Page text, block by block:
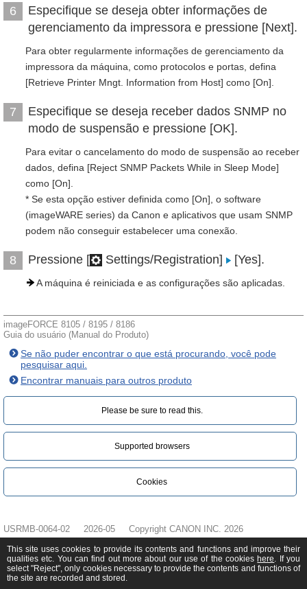
6
Especifique se deseja obter informações de
gerenciamento da impressora e pressione [Next].
Para obter regularmente informações de gerenciamento da
impressora da máquina, como protocolos e portas, defina
[Retrieve Printer Mngt. Information from Host] como [On].
7
Especifique se deseja receber dados SNMP no
modo de suspensão e pressione [OK].
Para evitar o cancelamento do modo de suspensão ao receber
dados, defina [Reject SNMP Packets While in Sleep Mode]
como [On].
* Se esta opção estiver definida como [On], o software
(imageWARE series) da Canon e aplicativos que usam SNMP
podem não conseguir estabelecer uma conexão.
8 Pressione [ Settings/Registration] [Yes].
A máquina é reiniciada e as configurações são aplicadas.
imageFORCE 8105 / 8195 / 8186
Guia do usuário (Manual do Produto)
Se não puder encontrar o que está procurando, você pode
pesquisar aqui.
Encontrar manuais para outros produto
Please be sure to read this.‎
Supported browsers
Cookies
USRMB-0064-02 2026-05 Copyright CANON INC. 2026
This site uses cookies to provide its contents and functions and improve their
qualities etc. You can find out more about our use of the cookies here. If you
select "Reject", only cookies necessary to provide the contents and functions of
the site are recorded and stored.